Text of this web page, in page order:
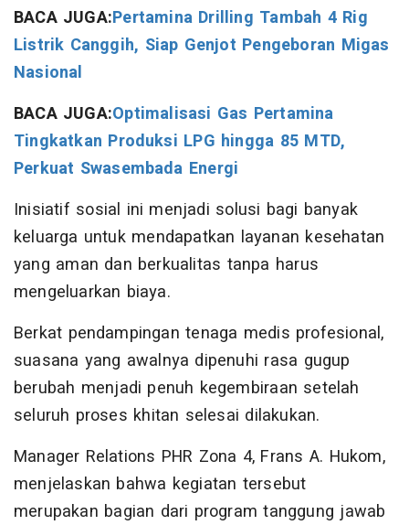
BACA JUGA:Pertamina Drilling Tambah 4 Rig
Listrik Canggih, Siap Genjot Pengeboran Migas
Nasional
BACA JUGA:Optimalisasi Gas Pertamina
Tingkatkan Produksi LPG hingga 85 MTD,
Perkuat Swasembada Energi
Inisiatif sosial ini menjadi solusi bagi banyak
keluarga untuk mendapatkan layanan kesehatan
yang aman dan berkualitas tanpa harus
mengeluarkan biaya.
Berkat pendampingan tenaga medis profesional,
suasana yang awalnya dipenuhi rasa gugup
berubah menjadi penuh kegembiraan setelah
seluruh proses khitan selesai dilakukan.
Manager Relations PHR Zona 4, Frans A. Hukom,
menjelaskan bahwa kegiatan tersebut
merupakan bagian dari program tanggung jawab